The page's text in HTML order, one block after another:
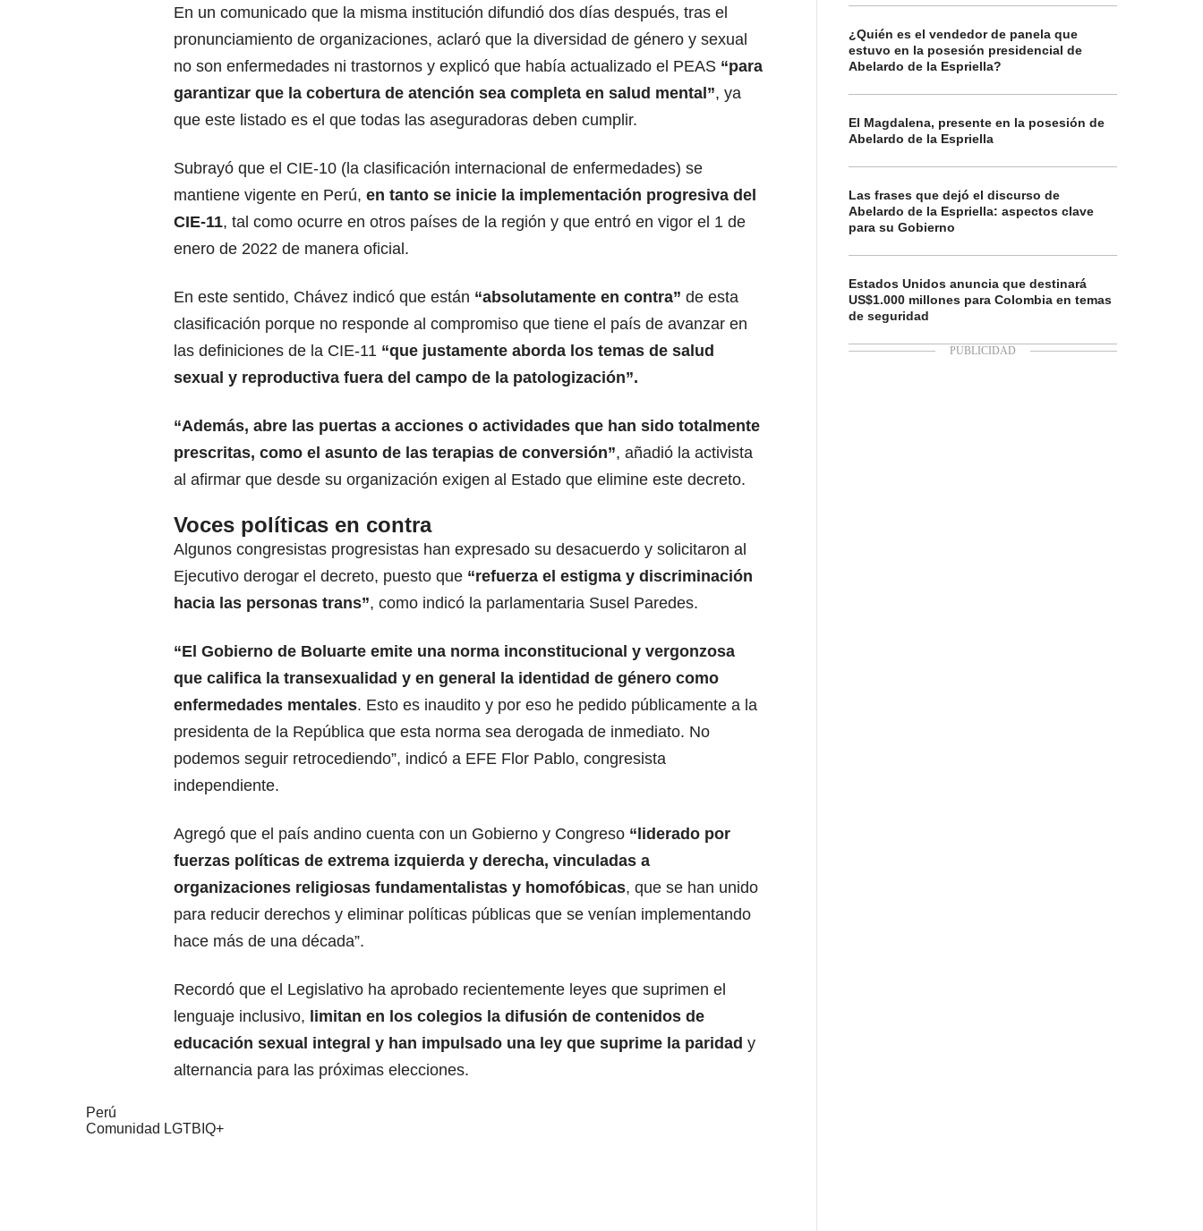
En un comunicado que la misma institución difundió dos días después, tras el
pronunciamiento de organizaciones, aclaró que la diversidad de género y sexual
no son enfermedades ni trastornos y explicó que había actualizado el PEAS “para
garantizar que la cobertura de atención sea completa en salud mental”, ya
que este listado es el que todas las aseguradoras deben cumplir.
Subrayó que el CIE-10 (la clasificación internacional de enfermedades) se
mantiene vigente en Perú, en tanto se inicie la implementación progresiva del
CIE-11, tal como ocurre en otros países de la región y que entró en vigor el 1 de
enero de 2022 de manera oficial.
En este sentido, Chávez indicó que están “absolutamente en contra” de esta
clasificación porque no responde al compromiso que tiene el país de avanzar en
las definiciones de la CIE-11 “que justamente aborda los temas de salud
sexual y reproductiva fuera del campo de la patologización”.
“Además, abre las puertas a acciones o actividades que han sido totalmente
prescritas, como el asunto de las terapias de conversión”, añadió la activista
al afirmar que desde su organización exigen al Estado que elimine este decreto.
Voces políticas en contra
Algunos congresistas progresistas han expresado su desacuerdo y solicitaron al
Ejecutivo derogar el decreto, puesto que “refuerza el estigma y discriminación
hacia las personas trans”, como indicó la parlamentaria Susel Paredes.
“El Gobierno de Boluarte emite una norma inconstitucional y vergonzosa
que califica la transexualidad y en general la identidad de género como
enfermedades mentales. Esto es inaudito y por eso he pedido públicamente a la
presidenta de la República que esta norma sea derogada de inmediato. No
podemos seguir retrocediendo”, indicó a EFE Flor Pablo, congresista
independiente.
Agregó que el país andino cuenta con un Gobierno y Congreso “liderado por
fuerzas políticas de extrema izquierda y derecha, vinculadas a
organizaciones religiosas fundamentalistas y homofóbicas, que se han unido
para reducir derechos y eliminar políticas públicas que se venían implementando
hace más de una década”.
Recordó que el Legislativo ha aprobado recientemente leyes que suprimen el
lenguaje inclusivo, limitan en los colegios la difusión de contenidos de
educación sexual integral y han impulsado una ley que suprime la paridad y
alternancia para las próximas elecciones.
Perú
Comunidad LGTBIQ+
¿Quién es el vendedor de panela que
estuvo en la posesión presidencial de
Abelardo de la Espriella?
El Magdalena, presente en la posesión de
Abelardo de la Espriella
Las frases que dejó el discurso de
Abelardo de la Espriella: aspectos clave
para su Gobierno
Estados Unidos anuncia que destinará
US$1.000 millones para Colombia en temas
de seguridad